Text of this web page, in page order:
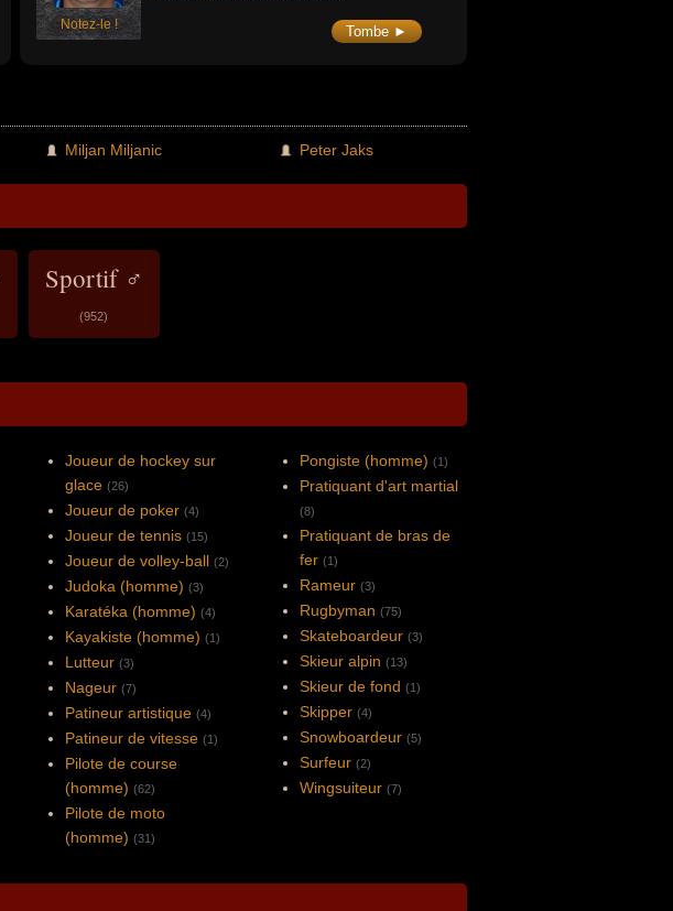
Notez-le ! Tombe ►
Miljan Miljanic Peter Jaks
Sportif ♂
(952)
Joueur de hockey sur
glace (26)
Joueur de poker (4)
Joueur de tennis (15)
Joueur de volley-ball (2)
Judoka (homme) (3)
Karatéka (homme) (4)
Kayakiste (homme) (1)
Lutteur (3)
Nageur (7)
Patineur artistique (4)
Patineur de vitesse (1)
Pilote de course
(homme) (62)
Pilote de moto
(homme) (31)
Pongiste (homme) (1)
Pratiquant d'art martial
(8)
Pratiquant de bras de
fer (1)
Rameur (3)
Rugbyman (75)
Skateboardeur (3)
Skieur alpin (13)
Skieur de fond (1)
Skipper (4)
Snowboardeur (5)
Surfeur (2)
Wingsuiteur (7)